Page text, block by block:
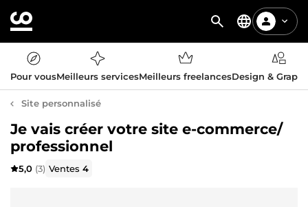
Pour vousMeilleurs servicesMeilleurs freelancesDesign &
Site personnalisé
Je vais créer votre site e-commerce/
professionnel
5,0 (3) Ventes4